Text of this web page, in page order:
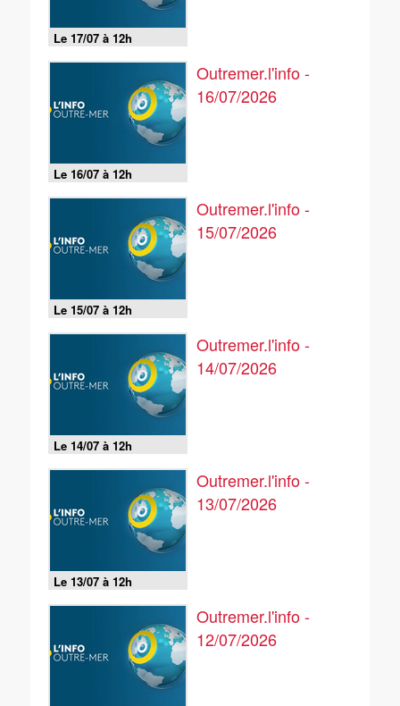
Le 17/07 à 12h
Le 16/07 à 12h
Outremer.l'info -
16/07/2026
Le 15/07 à 12h
Outremer.l'info -
15/07/2026
Le 14/07 à 12h
Outremer.l'info -
14/07/2026
Le 13/07 à 12h
Outremer.l'info -
13/07/2026
Outremer.l'info -
12/07/2026